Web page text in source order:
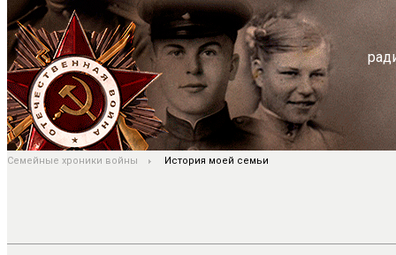
Семейные хроники войны История моей семьи